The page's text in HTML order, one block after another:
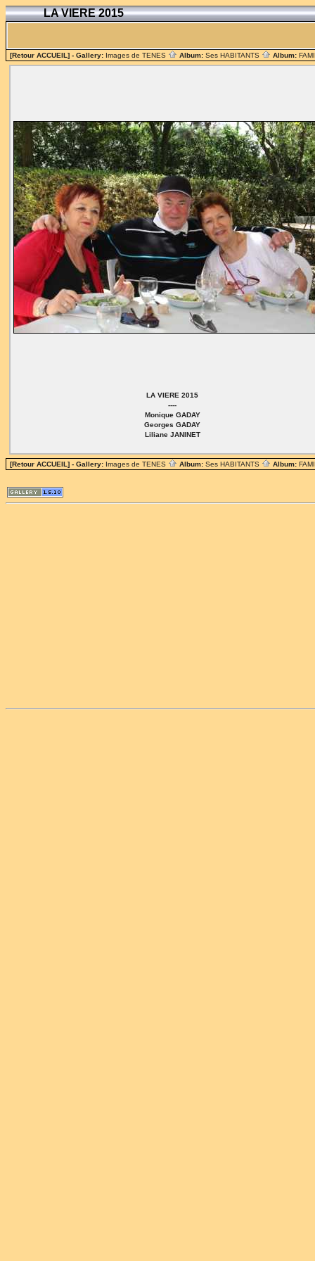
LA VIERE 2015
[Retour ACCUEIL] - Gallery: Images de TENES Album: Ses HABITANTS Album:
LA VIERE 2015
----
Monique GADAY
Georges GADAY
Liliane JANINET
[Retour ACCUEIL] - Gallery: Images de TENES Album: Ses HABITANTS Album: